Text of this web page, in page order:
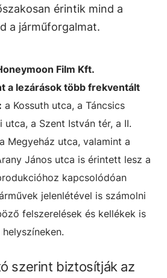
érintik mind a
a járműforgalmat.
Film Kft.
a lezárások több frekventált
a Kossuth utca, a Táncsics
a Szent István tér, a II.
Megyeház utca, valamint a
János utca is érintett lesz a
kapcsolódóan
jelenlétével is számolni
felszerelések és kellékek is
szerint biztosítják az